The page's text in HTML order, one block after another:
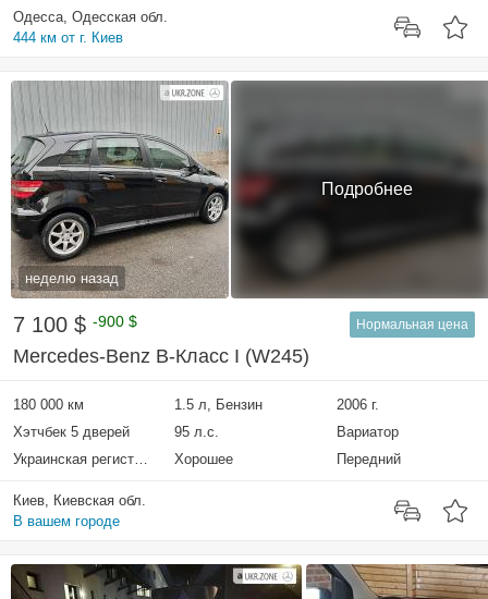
Одесса, Одесская обл.
444 км от г. Киев
неделю назад
Подробнее
7 100 $ -900 $ Нормальная цена
Mercedes-Benz B-Класс I (W245)
180 000 км 1.5 л, Бензин
2006 г.
Хэтчбек 5 дверей
95 л.с.
Вариатор
Украинская регистрация
Хорошее Передний
Киев, Киевская обл.
В вашем городе